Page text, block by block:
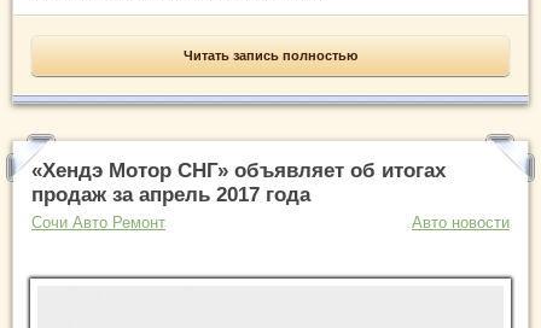
Читать запись полностью
«Хендэ Мотор СНГ» объявляет об итогах
продаж за апрель 2017 года
Сочи Авто Ремонт Авто новости